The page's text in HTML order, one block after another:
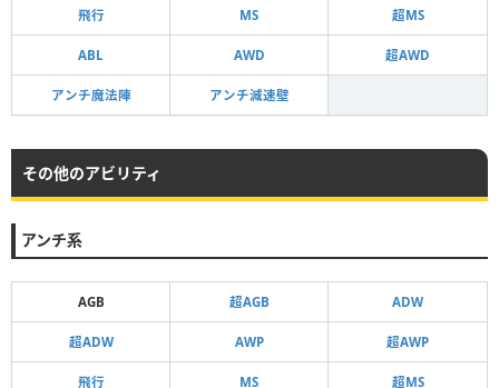
飛行 MS 超MS
ABL AWD 超AWD
アンチ魔法陣 アンチ減速壁
その他のアビリティ
アンチ系
AGB 超AGB ADW
超ADW AWP 超AWP
飛行 MS 超MS